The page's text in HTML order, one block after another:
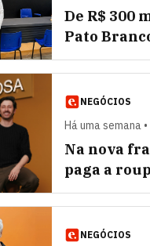
De R$ 300
Pato
NEGÓCIOS
Há uma semana
Na nova
paga a
NEGÓCIOS